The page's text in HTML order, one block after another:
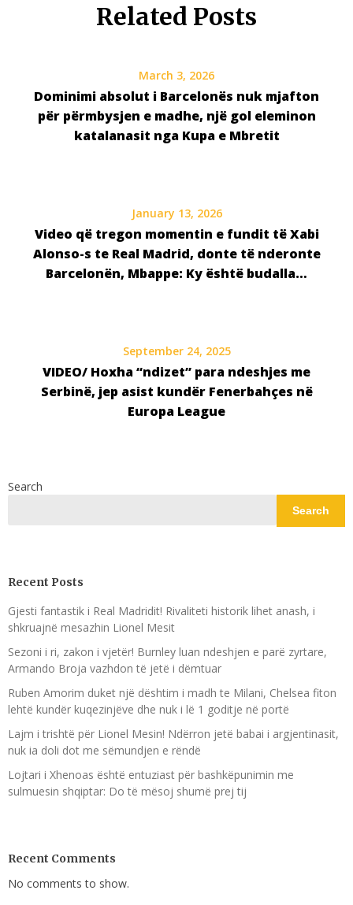
Related Posts
March 3, 2026
Dominimi absolut i Barcelonës nuk mjafton
për përmbysjen e madhe, një gol eleminon
katalanasit nga Kupa e Mbretit
January 13, 2026
Video që tregon momentin e fundit të Xabi
Alonso-s te Real Madrid, donte të nderonte
Barcelonën, Mbappe: Ky është budalla…
September 24, 2025
VIDEO/ Hoxha “ndizet” para ndeshjes me
Serbinë, jep asist kundër Fenerbahçes në
Europa League
Search
Search
Recent Posts
Gjesti fantastik i Real Madridit! Rivaliteti historik lihet anash, i
shkruajnë mesazhin Lionel Mesit
Sezoni i ri, zakon i vjetër! Burnley luan ndeshjen e parë zyrtare,
Armando Broja vazhdon të jetë i dëmtuar
Ruben Amorim duket një dështim i madh te Milani, Chelsea fiton
lehtë kundër kuqezinjëve dhe nuk i lë 1 goditje në portë
Lajm i trishtë për Lionel Mesin! Ndërron jetë babai i argjentinasit,
nuk ia doli dot me sëmundjen e rëndë
Lojtari i Xhenoas është entuziast për bashkëpunimin me
sulmuesin shqiptar: Do të mësoj shumë prej tij
Recent Comments
No comments to show.